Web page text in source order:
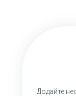
Додайте